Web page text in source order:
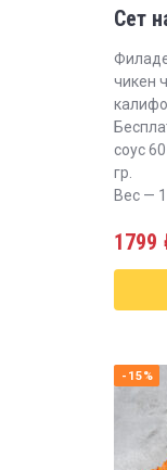
Сет
чикен
соус
гр.
Вес —
1799
-15%